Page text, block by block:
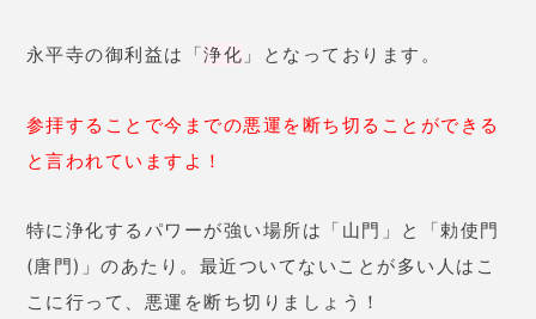
永平寺の御利益は「浄化 」となっております。
参拝することで今までの悪運を断ち切ることができる
と言われていますよ！
特に浄化するパワーが強い場所は「山門」と「勅使門
(唐門)」のあたり。最近ついてないことが多い人はこ
こに行って、悪運を断ち切りましょう！